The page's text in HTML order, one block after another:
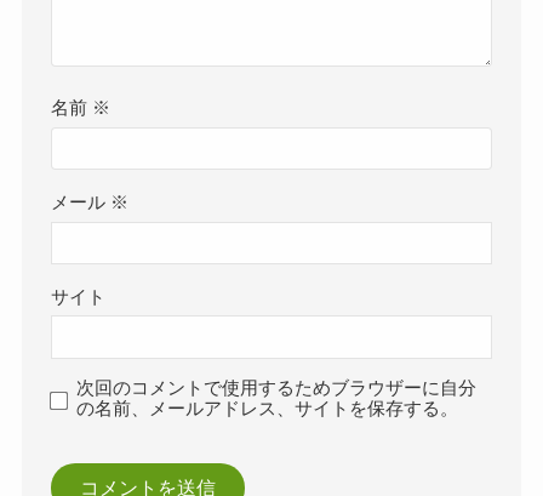
名前 ※
メール ※
サイト
次回のコメントで使用するためブラウザーに自分
の名前、メールアドレス、サイトを保存する。